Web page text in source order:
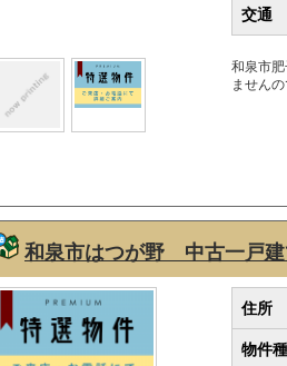
交通
和泉市
ません
和泉市はつが野 中古一戸
住所
物件